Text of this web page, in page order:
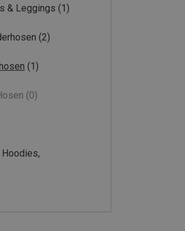
& Leggings (1)
(2)
(1)
(0)